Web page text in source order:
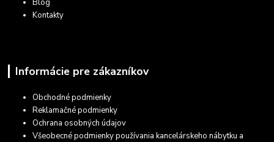
Blog
Kontakty
Informácie pre zákazníkov
Obchodné podmienky
Reklamačné podmienky
Ochrana osobných údajov
Všeobecné podmienky používania kancelárskeho nábytku a